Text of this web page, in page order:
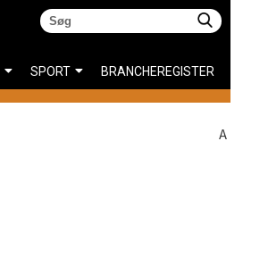
A
SPORT BRANCHEREGISTER